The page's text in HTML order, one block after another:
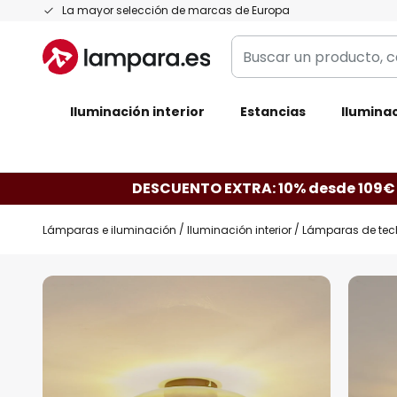
La mayor selección de marcas de Europa
Ir
contenido
Buscar
un
categoría,
Iluminación interior Estancias
DESCUENTO EXTRA: 10% desde
Lámparas e iluminación Iluminación interior Lámparas de
Saltar